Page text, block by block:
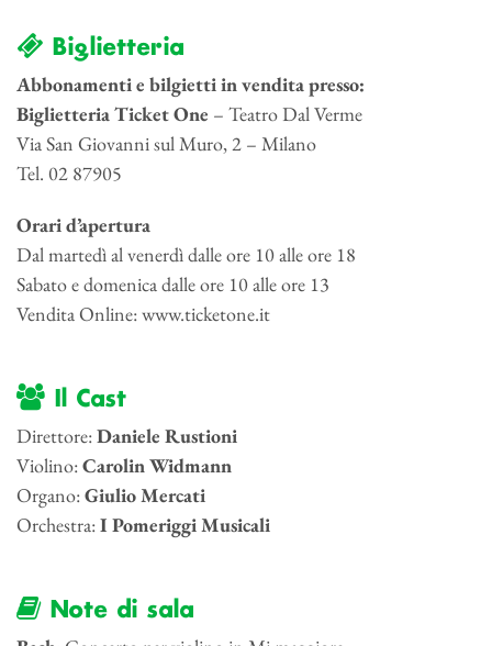
Biglietteria
Abbonamenti e bilgietti in vendita presso:
Biglietteria Ticket One – Teatro Dal Verme
Via San Giovanni sul Muro, 2 – Milano
Tel. 02 87905
Orari d’apertura
Dal martedì al venerdì dalle ore 10 alle ore 18
Sabato e domenica dalle ore 10 alle ore 13
Vendita Online: www.ticketone.it
Il Cast
Direttore:Daniele Rustioni
Violino:Carolin Widmann
Organo:Giulio Mercati
Orchestra:I Pomeriggi Musicali
Note di sala